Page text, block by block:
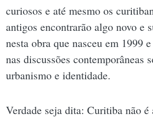
curiosos e até mesmo os
antigos encontrarão algo novo e
nesta obra que nasceu em 1999
nas discussões contemporâneas
urbanismo e identidade.
Verdade seja dita: Curitiba não é